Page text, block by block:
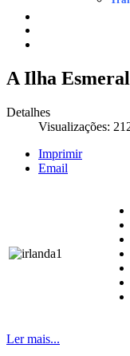
A Ilha
Detalhes
Visualizações:
Imprimir
Email
Ler mais...